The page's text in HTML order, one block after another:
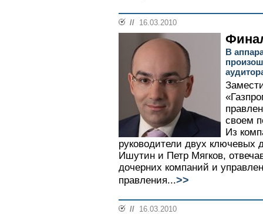
// 16.03.2010
В
своем
Из
руководители двух ключевых
Ишутин и Петр Мягков,
дочерних компаний и
правления...>>
// 16.03.2010